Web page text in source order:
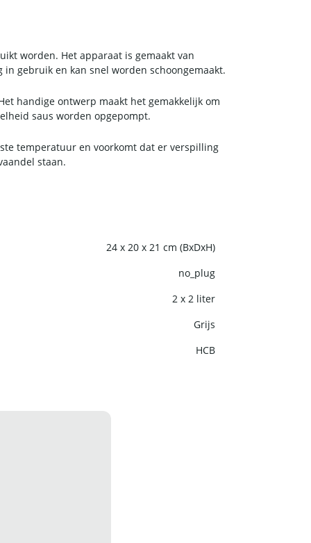
worden. Het apparaat is gemaakt van
gebruik en kan snel worden schoongemaakt.
handige ontwerp maakt het gemakkelijk om
saus worden opgepompt.
temperatuur en voorkomt dat er verspilling
staan.
24 x 20 x 21 cm (BxDxH)
no_plug
2 x 2 liter
Grijs
HCB